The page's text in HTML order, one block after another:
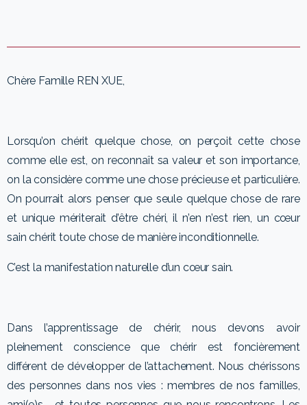
Chère Famille REN XUE,
Lorsqu’on chérit quelque chose, on perçoit cette chose
comme elle est, on reconnaît sa valeur et son importance,
on la considère comme une chose précieuse et particulière.
On pourrait alors penser que seule quelque chose de rare
et unique mériterait d’être chéri, il n’en n’est rien, un cœur
sain chérit toute chose de manière inconditionnelle.
C’est la manifestation naturelle d’un cœur sain.
Dans l’apprentissage de chérir, nous devons avoir
pleinement conscience que chérir est foncièrement
différent de développer de l’attachement. Nous chérissons
des personnes dans nos vies : membres de nos familles,